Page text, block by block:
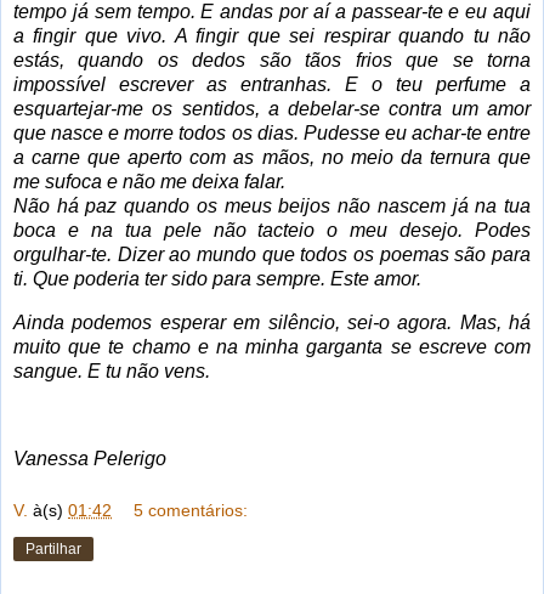
tempo já sem tempo. E andas por aí a passear-te e eu aqui
a fingir que vivo. A fingir que sei respirar quando tu não
estás, quando os dedos são tãos frios que se torna
impossível escrever as entranhas. E o teu perfume a
esquartejar-me os sentidos, a debelar-se contra um amor
que nasce e morre todos os dias. Pudesse eu achar-te entre
a carne que aperto com as mãos, no meio da ternura que
me sufoca e não me deixa falar.
Não há paz quando os meus beijos não nascem já na tua
boca e na tua pele não tacteio o meu desejo. Podes
orgulhar-te. Dizer ao mundo que todos os poemas são para
ti. Que poderia ter sido para sempre. Este amor.
Ainda podemos esperar em silêncio, sei-o agora. Mas, há
muito que te chamo e na minha garganta se escreve com
sangue. E tu não vens.
Vanessa Pelerigo
V. à(s) 01:42 5 comentários:
Partilhar